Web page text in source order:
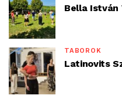
Bella István
TÁBOROK
Latinovits